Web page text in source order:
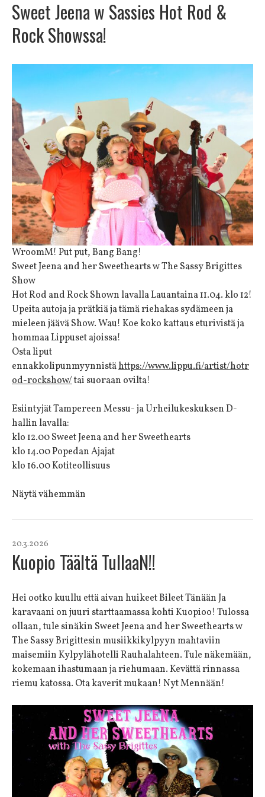
Sweet Jeena w Sassies Hot Rod &
Rock Showssa!
WroomM! Put put, Bang Bang!
Sweet Jeena and her Sweethearts w The Sassy Brigittes
Show
Hot Rod and Rock Shown lavalla Lauantaina 11.04. klo 12!
Upeita autoja ja prätkiä ja tämä riehakas sydämeen ja
mieleen jäävä Show. Wau! Koe koko kattaus eturivistä ja
hommaa Lippuset ajoissa!
Osta liput
ennakkolipunmyynnistähttps://www.lippu.fi/artist/hotr
od-rockshow/tai suoraan ovilta!
Esiintyjät Tampereen Messu- ja Urheilukeskuksen D-
hallin lavalla:
klo 12.00 Sweet Jeena and her Sweethearts
klo 14.00 Popedan Ajajat
klo 16.00 Kotiteollisuus
Näytä vähemmän
Kuopio Täältä TullaaN!!
20.3.2026
Hei ootko kuullu että aivan huikeet Bileet Tänään Ja
karavaani on juuri starttaamassa kohti Kuopioo! Tulossa
ollaan, tule sinäkin Sweet Jeena and her Sweethearts w
The Sassy Brigittesin musiikkikylpyyn mahtaviin
maisemiin Kylpylähotelli Rauhalahteen. Tule näkemään,
kokemaan ihastumaan ja riehumaan. Kevättä rinnassa
riemu katossa. Ota kaverit mukaan! Nyt Mennään!